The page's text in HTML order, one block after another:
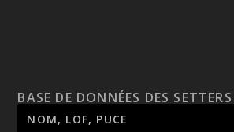
BASE DE DONNÉES DES